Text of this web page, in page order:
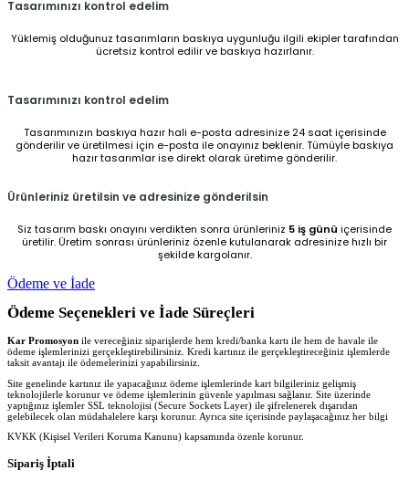
Tasarımınızı kontrol edelim
Yüklemiş olduğunuz tasarımların baskıya uygunluğu ilgili ekipler tarafından
ücretsiz kontrol edilir ve baskıya hazırlanır.
Tasarımınızı kontrol edelim
Tasarımınızın baskıya hazır hali e-posta adresinize 24 saat içerisinde
gönderilir ve üretilmesi için e-posta ile onayınız beklenir. Tümüyle baskıya
hazır tasarımlar ise direkt olarak üretime gönderilir.
Ürünleriniz üretilsin ve adresinize gönderilsin
Siz tasarım baskı onayını verdikten sonra ürünleriniz 5 iş günü içerisinde
üretilir. Üretim sonrası ürünleriniz özenle kutulanarak adresinize hızlı bir
şekilde kargolanır.
Ödeme ve İade
Ödeme Seçenekleri ve İade Süreçleri
Kar Promosyon ile vereceğiniz siparişlerde hem kredi/banka kartı ile hem de havale ile
ödeme işlemlerinizi gerçekleştirebilirsiniz. Kredi kartınız ile gerçekleştireceğiniz işlemlerde
taksit avantajı ile ödemelerinizi yapabilirsiniz.
Site genelinde kartınız ile yapacağınız ödeme işlemlerinde kart bilgileriniz gelişmiş
teknolojilerle korunur ve ödeme işlemlerinin güvenle yapılması sağlanır. Site üzerinde
yaptığınız işlemler SSL teknolojisi (Secure Sockets Layer) ile şifrelenerek dışarıdan
gelebilecek olan müdahalelere karşı korunur. Ayrıca site içerisinde paylaşacağınız her bilgi
KVKK (Kişisel Verileri Koruma Kanunu) kapsamında özenle korunur.
Sipariş İptali